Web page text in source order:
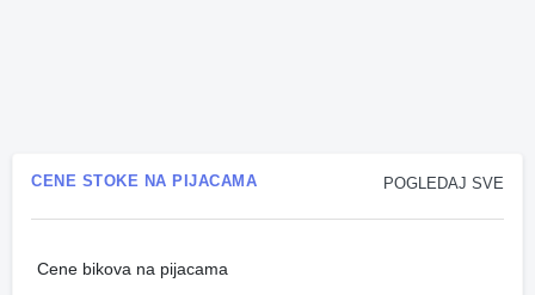
POGLEDAJ SVE
CENE STOKE NA PIJACAMA
Cene bikova na pijacama